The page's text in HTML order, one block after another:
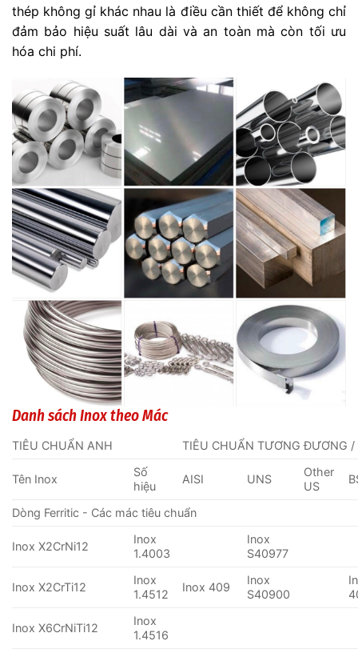
thép không gỉ khác nhau là điều cần thiết để không chỉ
đảm bảo hiệu suất lâu dài và an toàn mà còn tối ưu
hóa chi phí.
Danh sách Inox theo Mác
TIÊU CHUẨN ANH TIÊU CHUẨN TƯƠNG ĐƯƠNG /
Tên Inox
Số
hiệu
AISI UNS
Other
US
Dòng Ferritic - Các mác tiêu chuẩn
Inox X2CrNi12
Inox
1.4003
Inox
S40977
Inox X2CrTi12
Inox
1.4512
Inox 409
Inox
S40900
Inox X6CrNiTi12
Inox
1.4516